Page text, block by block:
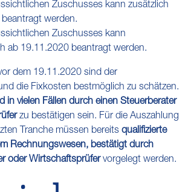
Zuschusses kann zusätzlich
werden.
Zuschusses kann
ab 19.11.2020 beantragt werden.
dem 19.11.2020 sind der
die Fixkosten bestmöglich zu schätzen.
in vielen Fällen durch einen Steuerberater
zu bestätigen sein. Für die Auszahlung
Tranche müssen bereits qualifizierte
Rechnungswesen, bestätigt durch
oder Wirtschaftsprüfervorgelegt werden.